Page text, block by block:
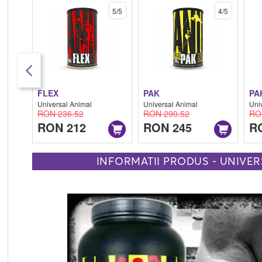
FLEX
Universal Animal
RON 236.52
RON 212
5/5
PAK
Universal Animal
RON 290.52
RON 245
4/5
INFORMATII PRODUS -